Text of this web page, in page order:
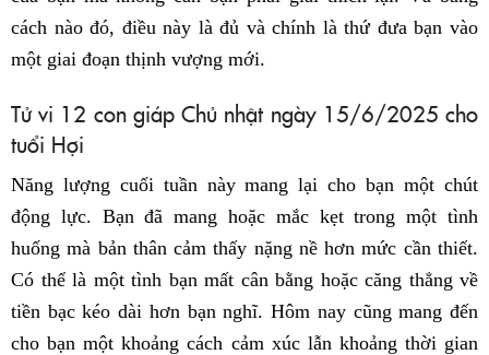
cách nào đó, điều này là đủ và chính là thứ đưa bạn vào
một giai đoạn thịnh vượng mới.
Tử vi 12 con giáp Chủ nhật ngày 15/6/2025 cho
tuổi Hợi
Năng lượng cuối tuần này mang lại cho bạn một chút
động lực. Bạn đã mang hoặc mắc kẹt trong một tình
huống mà bản thân cảm thấy nặng nề hơn mức cần thiết.
Có thể là một tình bạn mất cân bằng hoặc căng thẳng về
tiền bạc kéo dài hơn bạn nghĩ. Hôm nay cũng mang đến
cho bạn một khoảng cách cảm xúc lẫn khoảng thời gian